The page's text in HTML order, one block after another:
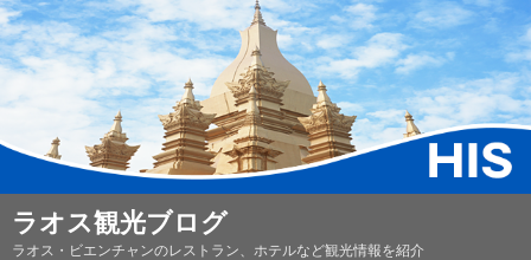
ラオス観光ブログ
ラオス・ビエンチャンのレストラン、ホテルなど観光情報を紹介